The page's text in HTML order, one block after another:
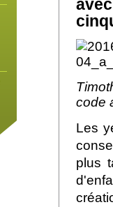
code
Les
p lus